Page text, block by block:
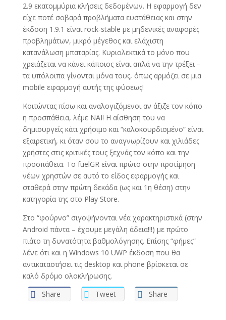
2.9 εκατομμύρια κλήσεις δεδομένων. Η εφαρμογή δεν
είχε ποτέ σοβαρά προβλήματα ευστάθειας και στην
έκδοση 1.9.1 είναι rock-stable με μηδενικές αναφορές
προβλημάτων, μικρό μέγεθος και ελάχιστη
κατανάλωση μπαταρίας. Κυριολεκτικά το μόνο που
χρειάζεται να κάνει κάποιος είναι απλά να την τρέξει –
τα υπόλοιπα γίνονται μόνα τους, όπως αρμόζει σε μια
mobile εφαρμογή αυτής της φύσεως!
Κοιτώντας πίσω και αναλογιζόμενοι αν άξιζε τον κόπο
η προσπάθεια, λέμε ΝΑΙ! Η αίσθηση του να
δημιουργείς κάτι χρήσιμο και “καλοκουρδισμένο” είναι
εξαιρετική, κι όταν σου το αναγνωρίζουν και χιλιάδες
χρήστες στις κριτικές τους ξεχνάς τον κόπο και την
προσπάθεια. Το fuelGR είναι πρώτο στην προτίμηση
νέων χρηστών σε αυτό το είδος εφαρμογής και
σταθερά στην πρώτη δεκάδα (ως και 1η θέση) στην
κατηγορία της στο Play Store.
Στο “φούρνο” σιγοψήνονται νέα χαρακτηριστικά (στην
Android πάντα – έχουμε μεγάλη άδεια!!!) με πρώτο
πιάτο τη δυνατότητα βαθμολόγησης. Επίσης “φήμες”
λένε ότι και η Windows 10 UWP έκδοση που θα
αντικαταστήσει τις desktop και phone βρίσκεται σε
καλό δρόμο ολοκλήρωσης.
Share
Tweet Share